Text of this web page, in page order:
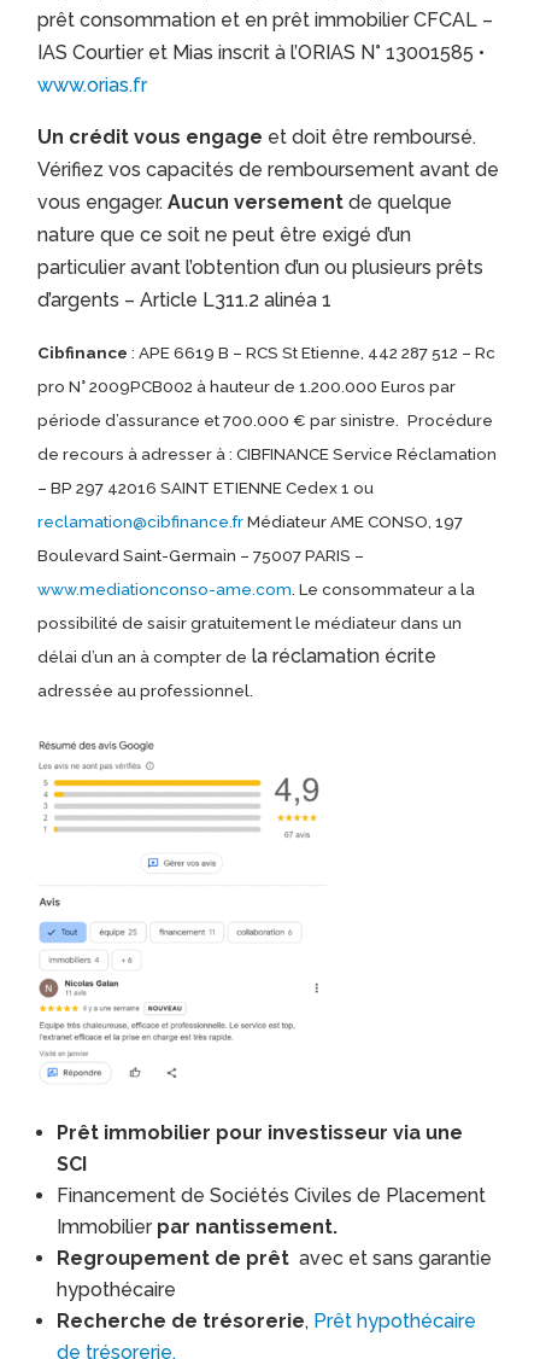
prêt consommation et en prêt immobilier CFCAL –
IAS Courtier et Mias inscrit à l’ORIAS N° 13001585 •
www.orias.fr
Un crédit vous engage et doit être remboursé.
Vérifiez vos capacités de remboursement avant de
vous engager.Aucun versement de quelque
nature que ce soit ne peut être exigé d’un
particulier avant l’obtention d’un ou plusieurs prêts
d’argents – Article L311.2 alinéa 1
Cibfinance: APE 6619 B – RCS St Etienne, 442 287 512 – Rc
pro N° 2009PCB002 à hauteur de 1.200.000 Euros par
période d’assurance et 700.000 € par sinistre.
Procédure
de recours à adresser à : CIBFINANCE Service Réclamation
– BP 297 42016 SAINT ETIENNE Cedex 1 ou
reclamation@cibfinance.frMédiateur AME CONSO, 197
Boulevard Saint-Germain – 75007 PARIS –
www.mediationconso-ame.com . Le consommateur a la
possibilité de saisir gratuitement le médiateur dans un
délai d’un an à compter de la réclamation écrite
adressée au professionnel.
Prêt immobilier pour investisseur via une
SCI
Financement de Sociétés Civiles de Placement
Immobilierpar nantissement.
Regroupement de prêtavec et sans garantie
hypothécaire
Recherche de trésorerie, Prêt hypothécaire
de trésorerie.